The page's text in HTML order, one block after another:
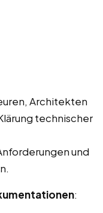
Architekten
technischer
und
: